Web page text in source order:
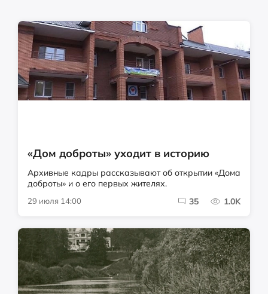
«Дом доброты» уходит в историю
Архивные кадры рассказывают об открытии «Дома
доброты» и о его первых жителях.
29 июля 14:00 35 1.0K